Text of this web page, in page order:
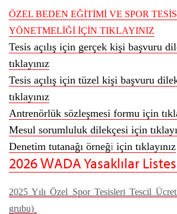
ÖZEL BEDEN EĞİTİMİ VE SPOR
YÖNETMELİĞİ İÇİN TIKLAYINIZ
Tesis açılış için gerçek kişi başvuru
tıklayınız
Tesis açılış için tüzel kişi başvuru
tıklayınız
Antrenörlük sözleşmesi formu için
Mesul sorumluluk dilekçesi için
Denetim tutanağı örneği için tıklayınız
2026 WADA Yasaklılar
2025 Yılı Özel Spor Tesisleri Tescil
grubu)